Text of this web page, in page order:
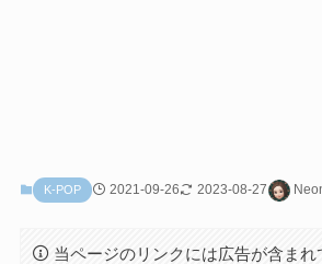
K-POP 2021-09-26 2023-08-27
当ページのリンクには広告が含まれ